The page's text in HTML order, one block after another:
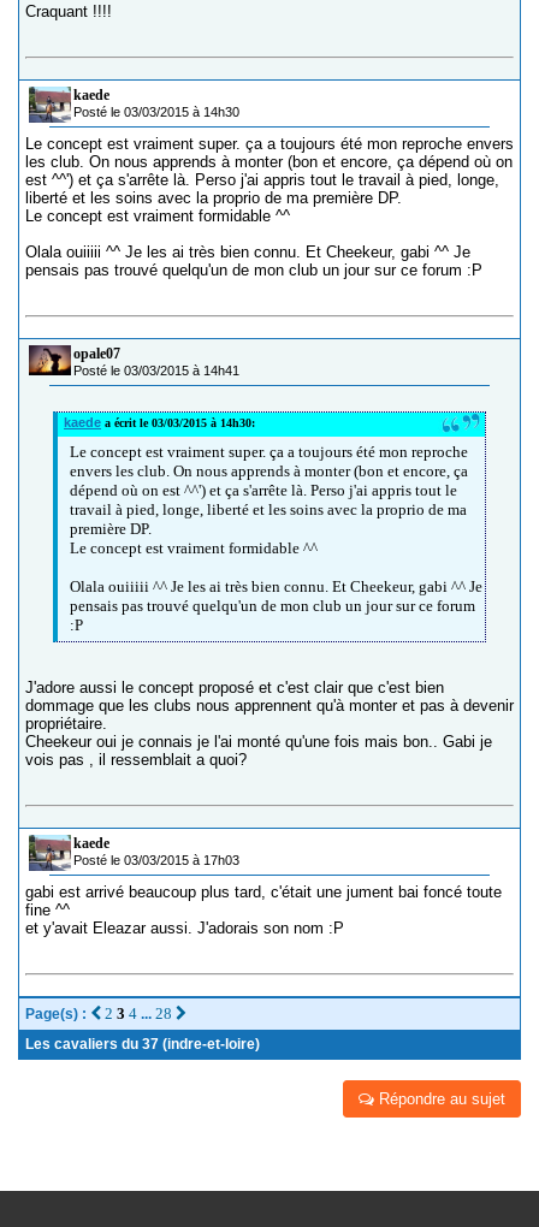
Craquant !!!!
kaede
Posté le 03/03/2015 à 14h30
Le concept est vraiment super. ça a toujours été mon reproche envers
les club. On nous apprends à monter (bon et encore, ça dépend où on
est ^^') et ça s'arrête là. Perso j'ai appris tout le travail à pied, longe,
liberté et les soins avec la proprio de ma première DP.
Le concept est vraiment formidable ^^
Olala ouiiiii ^^ Je les ai très bien connu. Et Cheekeur, gabi ^^ Je
pensais pas trouvé quelqu'un de mon club un jour sur ce forum :P
opale07
Posté le 03/03/2015 à 14h41
kaede a écrit le 03/03/2015 à 14h30:
Le concept est vraiment super. ça a toujours été mon reproche
envers les club. On nous apprends à monter (bon et encore, ça
dépend où on est ^^') et ça s'arrête là. Perso j'ai appris tout le
travail à pied, longe, liberté et les soins avec la proprio de ma
première DP.
Le concept est vraiment formidable ^^
Olala ouiiiii ^^ Je les ai très bien connu. Et Cheekeur, gabi ^^ Je
pensais pas trouvé quelqu'un de mon club un jour sur ce forum
:P
J'adore aussi le concept proposé et c'est clair que c'est bien
dommage que les clubs nous apprennent qu'à monter et pas à devenir
propriétaire.
Cheekeur oui je connais je l'ai monté qu'une fois mais bon.. Gabi je
vois pas , il ressemblait a quoi?
kaede
Posté le 03/03/2015 à 17h03
gabi est arrivé beaucoup plus tard, c'était une jument bai foncé toute
fine ^^
et y'avait Eleazar aussi. J'adorais son nom :P
Page(s) : 2 3 4 ... 28
Les cavaliers du 37 (indre-et-loire)
Répondre au sujet